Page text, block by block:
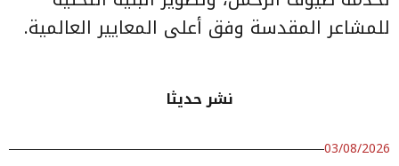
للمشاعر المقدسة وفق أعلى المعايير العالمية.
نشر حديثا
03/08/2026